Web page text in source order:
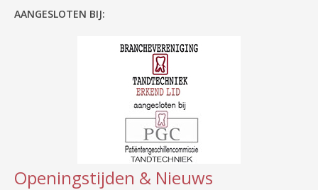
AANGESLOTEN BIJ:
Openingstijden & Nieuws